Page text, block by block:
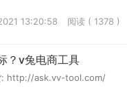
13:20:58 阅读 ( 1378 )
？v兔电商工具
: http://ask.vv-tool.com/